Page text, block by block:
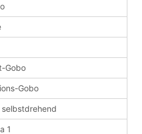
Gobo
Gobo
selbstdrehend
1